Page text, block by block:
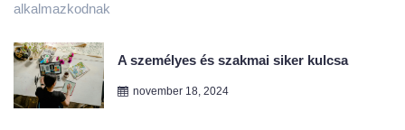
Rugalmas megoldás a modern